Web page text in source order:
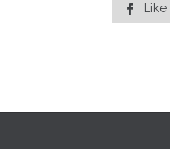
 Like